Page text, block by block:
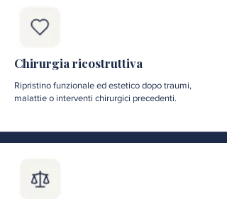
Chirurgia ricostruttiva
Ripristino funzionale ed estetico dopo traumi,
malattie o interventi chirurgici precedenti.